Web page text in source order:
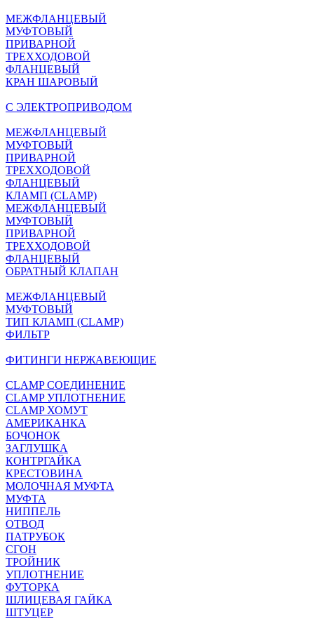
МЕЖФЛАНЦЕВЫЙ
МУФТОВЫЙ
ПРИВАРНОЙ
ТРЕХХОДОВОЙ
ФЛАНЦЕВЫЙ
КРАН ШАРОВЫЙ
C ЭЛЕКТРОПРИВОДОМ
МЕЖФЛАНЦЕВЫЙ
МУФТОВЫЙ
ПРИВАРНОЙ
ТРЕХХОДОВОЙ
ФЛАНЦЕВЫЙ
КЛАМП (CLAMP)
МЕЖФЛАНЦЕВЫЙ
МУФТОВЫЙ
ПРИВАРНОЙ
ТРЕХХОДОВОЙ
ФЛАНЦЕВЫЙ
ОБРАТНЫЙ КЛАПАН
МЕЖФЛАНЦЕВЫЙ
МУФТОВЫЙ
ТИП КЛАМП (CLAMP)
ФИЛЬТР
ФИТИНГИ НЕРЖАВЕЮЩИЕ
CLAMP СОЕДИНЕНИЕ
CLAMP УПЛОТНЕНИЕ
CLAMP ХОМУТ
АМЕРИКАНКА
БОЧОНОК
ЗАГЛУШКА
КОНТРГАЙКА
КРЕСТОВИНА
МОЛОЧНАЯ МУФТА
МУФТА
НИППЕЛЬ
ОТВОД
ПАТРУБОК
СГОН
ТРОЙНИК
УПЛОТНЕНИЕ
ФУТОРКА
ШЛИЦЕВАЯ ГАЙКА
ШТУЦЕР